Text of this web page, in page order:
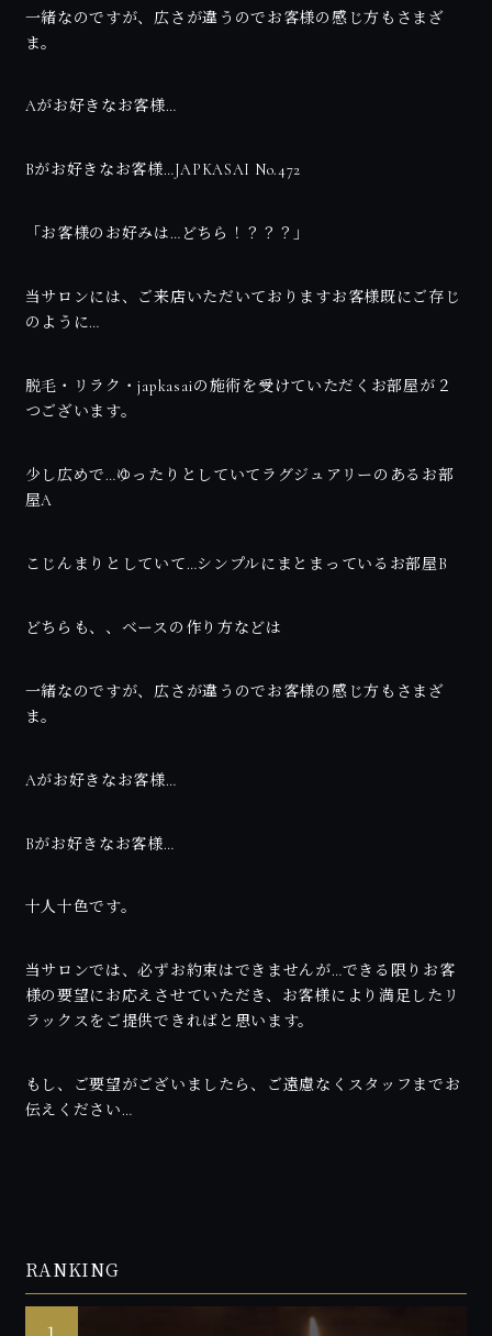
一緒なのですが、広さが違うのでお客様の感じ方もさまざ
ま。
Aがお好きなお客様…
Bがお好きなお客様…JAPKASAI No.472
「お客様のお好みは…どちら！？？？」
当サロンには、ご来店いただいておりますお客様既にご存じ
のように…
脱毛・リラク・japkasaiの施術を受けていただくお部屋が２
つございます。
少し広めで…ゆったりとしていてラグジュアリーのあるお部
屋A
こじんまりとしていて…シンプルにまとまっているお部屋B
どちらも、、ベースの作り方などは
一緒なのですが、広さが違うのでお客様の感じ方もさまざ
ま。
Aがお好きなお客様…
Bがお好きなお客様…
十人十色です。
当サロンでは、必ずお約束はできませんが…できる限りお客
様の要望にお応えさせていただき、お客様により満足したリ
ラックスをご提供できればと思います。
もし、ご要望がございましたら、ご遠慮なくスタッフまでお
伝えください…
RANKING